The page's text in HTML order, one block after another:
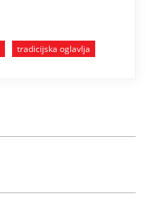
tradicijska oglavlja